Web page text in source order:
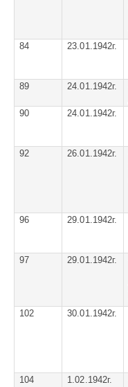
84
23.01.1942г.
89
24.01.1942г.
90
24.01.1942г.
92
26.01.1942г.
96
29.01.1942г.
97
29.01.1942г.
102
30.01.1942г.
104
1.02.1942г.